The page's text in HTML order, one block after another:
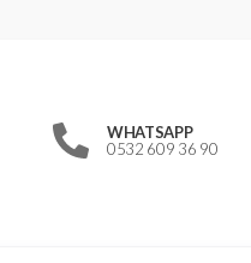
WHATSAPP
0532 609 36 90